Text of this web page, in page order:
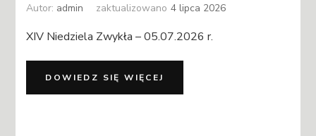
Autor: admin zaktualizowano 4 lipca 2026
XIV Niedziela Zwykła – 05.07.2026 r.
DOWIEDZ SIĘ WIĘCEJ